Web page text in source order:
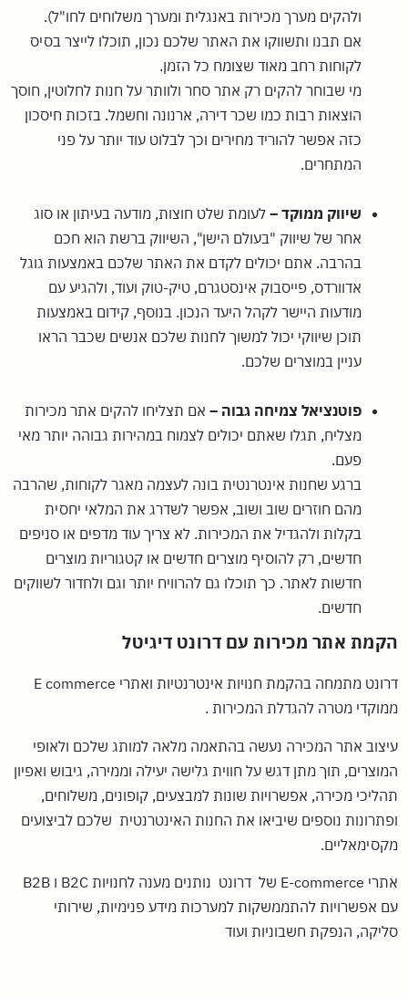
ולהקים מערך מכירות באנגלית ומערך משלוחים לחו"ל).
אם תבנו ותשווקו את האתר שלכם נכון, תוכלו לייצר בסיס
לקוחות רחב מאוד שצומח כל הזמן.
מי שבוחר להקים רק אתר סחר ולוותר על חנות לחלוטין, חוסך
הוצאות רבות כמו שכר דירה, ארנונה וחשמל. בזכות חיסכון
כזה אפשר להוריד מחירים וכך לבלוט עוד יותר על פני
המתחרים.
שיווק ממוקד – לעומת שלט חוצות, מודעה בעיתון או סוג
אחר של שיווק "בעולם הישן", השיווק ברשת הוא חכם
בהרבה. אתם יכולים לקדם את האתר שלכם באמצעות גוגל
אדוורדס, פייסבוק אינסטגרם, טיק-טוק ועוד, ולהגיע עם
מודעות היישר לקהל היעד הנכון. בנוסף, קידום באמצעות
תוכן שיווקי יכול למשוך לחנות שלכם אנשים שכבר הראו
עניין במוצרים שלכם.
פוטנציאל צמיחה גבוה – אם תצליחו להקים אתר מכירות
מצליח, תגלו שאתם יכולים לצמוח במהירות גבוהה יותר מאי
פעם.
ברגע שחנות אינטרנטית בונה לעצמה מאגר לקוחות, שהרבה
מהם חוזרים שוב ושוב, אפשר לשדרג את המלאי יחסית
בקלות ולהגדיל את המכירות. לא צריך עוד מדפים או סניפים
חדשים, רק להוסיף מוצרים חדשים או קטגוריות מוצרים
חדשות לאתר. כך תוכלו גם להרוויח יותר וגם ולחדור לשווקים
חדשים.
הקמת אתר מכירות עם דרונט דיגיטל
דרונט מתמחה בהקמת חנויות אינטרנטיות ואתרי E commerce
ממוקדי מטרה להגדלת המכירות .
עיצוב אתר המכירה נעשה בהתאמה מלאה למותג שלכם ולאופי
המוצרים, תוך מתן דגש על חווית גלישה יעילה וממירה, גיבוש ואפיון
תהליכי מכירה, אפשרויות שונות למבצעים, קופונים, משלוחים,
ופתרונות נוספים שיביאו את החנות האינטרנטית שלכם לביצועים
מקסימאליים.
אתרי E-commerce של דרונט נותנים מענה לחנויות B2C ו B2B
עם אפשרויות להתממשקות למערכות מידע פנימיות, שירותי
סליקה, הנפקת חשבוניות ועוד